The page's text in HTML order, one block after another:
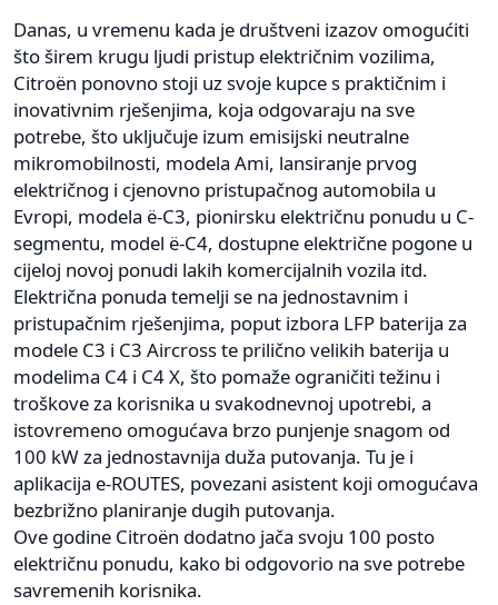
Danas, u vremenu kada je društveni izazov omogućiti
što širem krugu ljudi pristup električnim vozilima,
Citroën ponovno stoji uz svoje kupce s praktičnim i
inovativnim rješenjima, koja odgovaraju na sve
potrebe, što uključuje izum emisijski neutralne
mikromobilnosti, modela Ami, lansiranje prvog
električnog i cjenovno pristupačnog automobila u
Evropi, modela ë-C3, pionirsku električnu ponudu u C-
segmentu, model ë-C4, dostupne električne pogone u
cijeloj novoj ponudi lakih komercijalnih vozila itd.
Električna ponuda temelji se na jednostavnim i
pristupačnim rješenjima, poput izbora LFP baterija za
modele C3 i C3 Aircross te prilično velikih baterija u
modelima C4 i C4 X, što pomaže ograničiti težinu i
troškove za korisnika u svakodnevnoj upotrebi, a
istovremeno omogućava brzo punjenje snagom od
100 kW za jednostavnija duža putovanja. Tu je i
aplikacija e-ROUTES, povezani asistent koji omogućava
bezbrižno planiranje dugih putovanja.
Ove godine Citroën dodatno jača svoju 100 posto
električnu ponudu, kako bi odgovorio na sve potrebe
savremenih korisnika.